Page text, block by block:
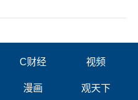
C财经 视频
漫画 观天下